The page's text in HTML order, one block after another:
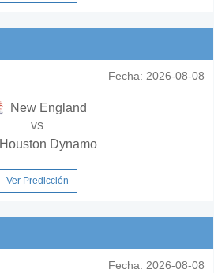
Fecha: 2026-08-08
New England
vs
Houston Dynamo
Ver Predicción
Fecha: 2026-08-08